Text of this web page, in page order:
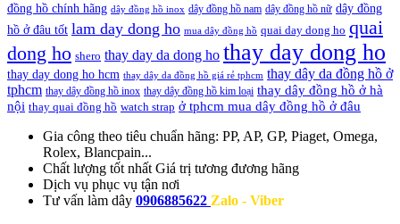
đồng hồ chính hãng dây đồng hồ inox dây đồng hồ nam dây đồng hồ nữ dây đồng
hồ ở đâu tốt lam day dong ho mua dây đồng hồ quai day dong ho quai
dong ho shero thay day da dong ho thay day dong ho
thay day dong ho hcm thay dây da đồng hồ giá rẻ tphcm thay dây da đồng hồ ở
tphcm thay dây đồng hồ inox thay dây đồng hồ kim loại thay dây đồng hồ ở hà
nội thay quai đồng hồ watch strap ở tphcm mua dây đồng hồ ở đâu
Gia công theo tiêu chuẩn hãng: PP, AP, GP, Piaget, Omega,
Rolex, Blancpain...
Chất lượng tốt nhất Giá trị tương đương hãng
Dịch vụ phục vụ tận nơi
Tư vấn làm dây 0906885622 Zalo - Viber